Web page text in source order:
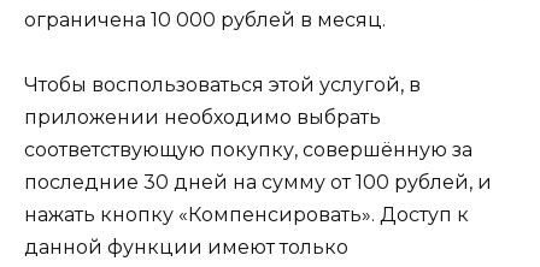
ограничена 10 000 рублей в месяц.
Чтобы воспользоваться этой услугой, в
приложении необходимо выбрать
соответствующую покупку, совершённую за
последние 30 дней на сумму от 100 рублей, и
нажать кнопку «Компенсировать». Доступ к
данной функции имеют только